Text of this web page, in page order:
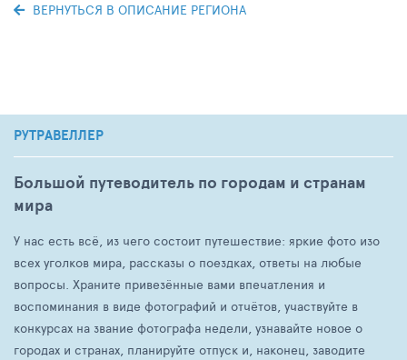
ВЕРНУТЬСЯ В ОПИСАНИЕ РЕГИОНА
РУТРАВЕЛЛЕР
Большой путеводитель по городам и странам
мира
У нас есть всё, из чего состоит путешествие: яркие фото изо
всех уголков мира, рассказы о поездках, ответы на любые
вопросы. Храните привезённые вами впечатления и
воспоминания в виде фотографий и отчётов, участвуйте в
конкурсах на звание фотографа недели, узнавайте новое о
городах и странах, планируйте отпуск и, наконец, заводите